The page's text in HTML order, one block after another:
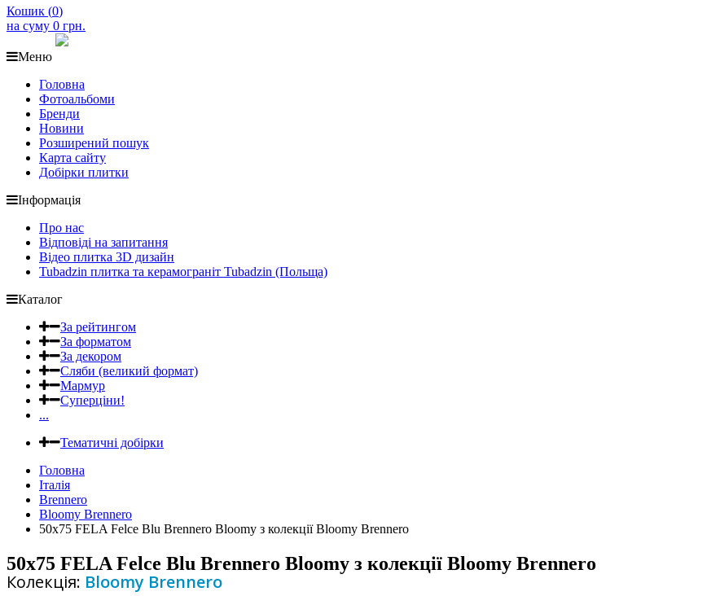
Кошик (0)
на суму 0 грн.
Меню
Головна
Фотоальбоми
Бренди
Новини
Розширений пошук
Карта сайту
Добірки плитки
Інформація
Про нас
Відповіді на запитання
Відео плитка 3D дизайн
Tubadzin плитка та керамограніт Tubadzin (Польща)
Каталог
За рейтингом
За форматом
За декором
Сляби (великий формат)
Мармур
Суперціни!
...
Тематичні добірки
Головна
Італія
Brennero
Bloomy Brennero
50x75 FELA Felce Blu Brennero Bloomy з колекції Bloomy Brennero
50x75 FELA Felce Blu Brennero Bloomy з колекції Bloomy Brennero
Колекція: Bloomy Brennero